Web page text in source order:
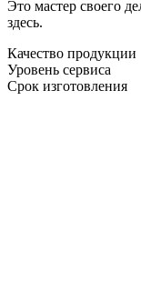
Это мастер своего
здесь.
Качество продукции
Уровень сервиса
Срок изготовления